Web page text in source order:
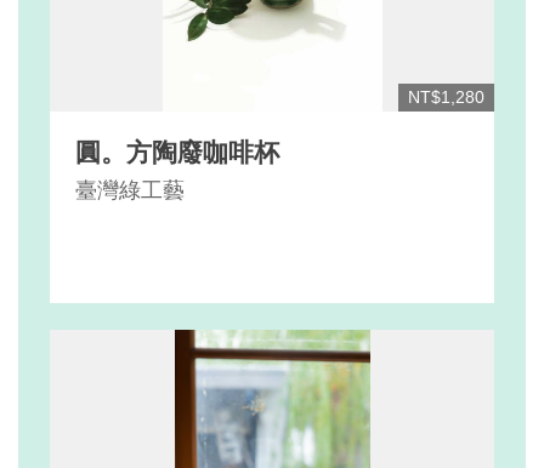
NT$1,280
圓。方陶廢咖啡杯
臺灣綠工藝